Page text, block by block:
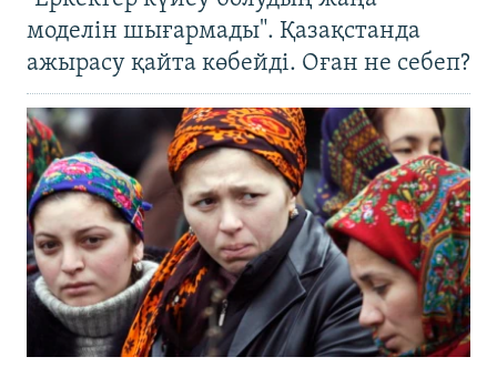
моделін шығармады". Қазақстанда
ажырасу қайта көбейді. Оған не себеп?